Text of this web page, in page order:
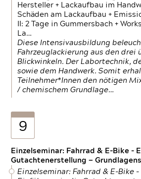
Hersteller + Lackaufbau im
Schäden am Lackaufbau +
II: 2 Tage in Gummersbach +
La…
Diese Intensivausbildung
Fahrzeuglackierung aus den drei
Blickwinkeln. Der Labortechnik,
sowie dem Handwerk. Somit
Teilnehmer*Innen den nötigen
/ chemischem Grundlage…
9
Einzelseminar: Fahrrad & E-Bike -
Gutachtenerstellung —
Einzelseminar: Fahrrad & E-Bike -